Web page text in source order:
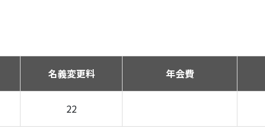
名義変更料 年会費
22